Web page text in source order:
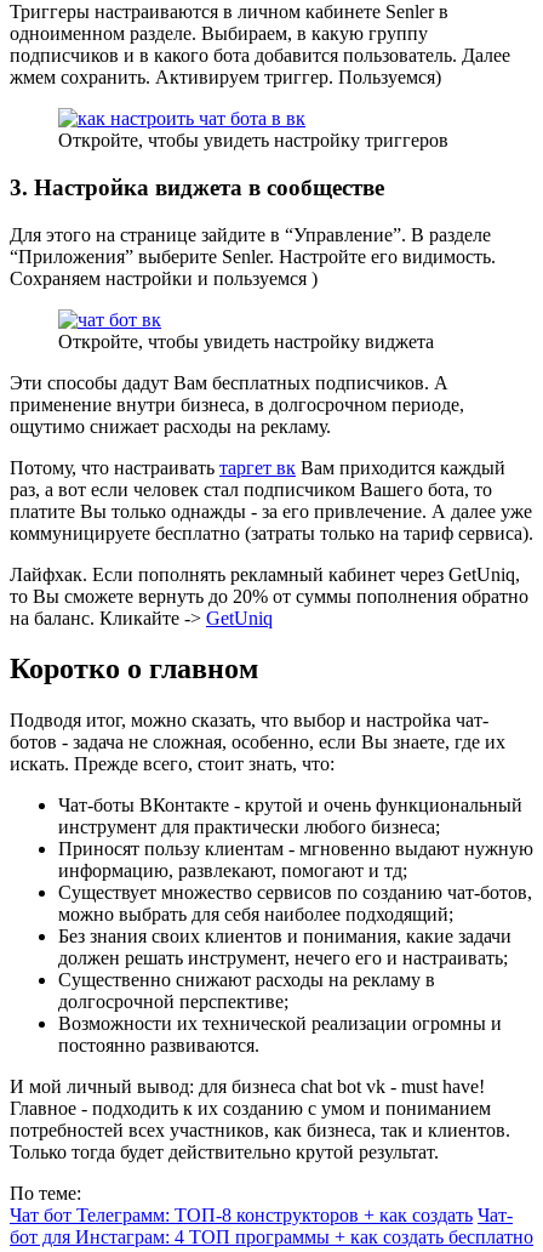
Триггеры настраиваются в личном кабинете Senler в
одноименном разделе. Выбираем, в какую группу
подписчиков и в какого бота добавится пользователь. Далее
жмем сохранить. Активируем триггер. Пользуемся)
Откройте, чтобы увидеть настройку триггеров
3. Настройка виджета в сообществе
Для этого на странице зайдите в “Управление”. В разделе
“Приложения” выберите Senler. Настройте его видимость.
Сохраняем настройки и пользуемся )
Откройте, чтобы увидеть настройку виджета
Эти способы дадут Вам бесплатных подписчиков. А
применение внутри бизнеса, в долгосрочном периоде,
ощутимо снижает расходы на рекламу.
Потому, что настраивать таргет вк Вам приходится каждый
раз, а вот если человек стал подписчиком Вашего бота, то
платите Вы только однажды - за его привлечение. А далее уже
коммуницируете бесплатно (затраты только на тариф сервиса).
Лайфхак. Если пополнять рекламный кабинет через GetUniq,
то Вы сможете вернуть до 20% от суммы пополнения обратно
на баланс. Кликайте -> GetUniq
Коротко о главном
Подводя итог, можно сказать, что выбор и настройка чат-
ботов - задача не сложная, особенно, если Вы знаете, где их
искать. Прежде всего, стоит знать, что:
Чат-боты ВКонтакте - крутой и очень функциональный
инструмент для практически любого бизнеса;
Приносят пользу клиентам - мгновенно выдают нужную
информацию, развлекают, помогают и тд;
Существует множество сервисов по созданию чат-ботов,
можно выбрать для себя наиболее подходящий;
Без знания своих клиентов и понимания, какие задачи
должен решать инструмент, нечего его и настраивать;
Существенно снижают расходы на рекламу в
долгосрочной перспективе;
Возможности их технической реализации огромны и
постоянно развиваются.
И мой личный вывод: для бизнеса chat bot vk - must have!
Главное - подходить к их созданию с умом и пониманием
потребностей всех участников, как бизнеса, так и клиентов.
Только тогда будет действительно крутой результат.
По теме:
Чат бот Телеграмм: ТОП-8 конструкторов + как создать Чат-
бот для Инстаграм: 4 ТОП программы + как создать бесплатно